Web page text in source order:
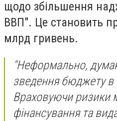
щодо збільшення
ВВП". Це становить
млрд гривень.
"Неформально,
зведення бюджету в
Враховуючи ризики
фінансування та